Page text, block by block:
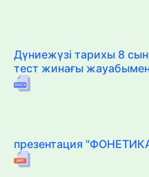
Дүниежүзі тарихы 8
тест жинағы
презентация